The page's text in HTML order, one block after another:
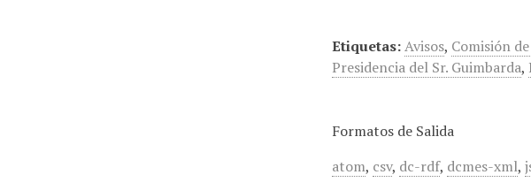
Etiquetas:Avisos, Comisión
Presidencia del Sr. Guimbarda,
Formatos de Salida
atom, csv, dc-rdf, dcmes-xml,